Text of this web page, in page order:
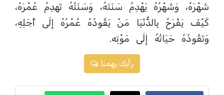
شَهْرَهُ، وَشَهْرُهُ يَهْدِمُ سَنَتَهُ، وَسَنَتُهُ تَهدِمُ عُمْرَهُ،
كَيْفَ يَفْرَحُ بِالدُّنْيَا مَنْ يَقُودُهُ عُمْرُهُ إِلَى أَجَلِهِ،
وَتَقُودُهُ حَيَاتُهُ إِلَى مَوْتِه.
رأيك يهمنا